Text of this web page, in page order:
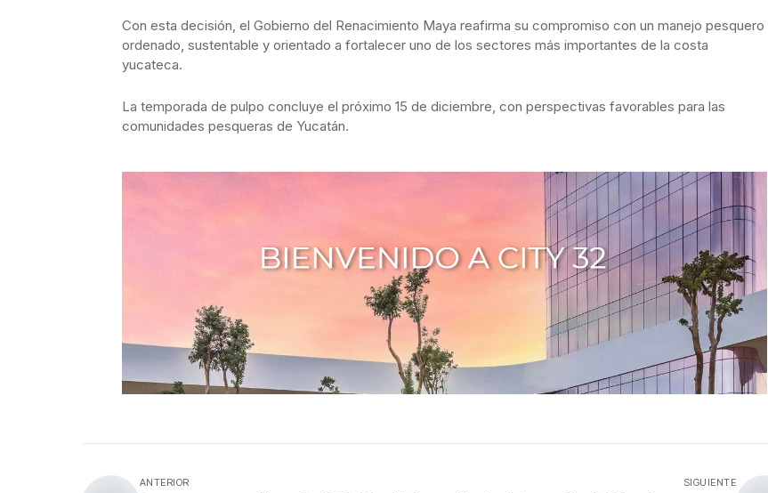
Con esta decisión, el Gobierno del Renacimiento Maya reafirma su compromiso con un manejo pesquero
ordenado, sustentable y orientado a fortalecer uno de los sectores más importantes de la costa
yucateca.
La temporada de pulpo concluye el próximo 15 de diciembre, con perspectivas favorables para las
comunidades pesqueras de Yucatán.
ANTERIOR SIGUIENTE